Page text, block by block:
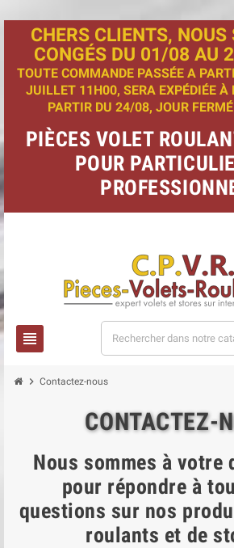
CHERS CLIENTS, NOUS
CONGÉS DU 01/08 AU
TOUTE COMMANDE PASSÉE A
JUILLET 11H00, SERA EXPÉDIÉE À
PARTIR DU 24/08, JOUR
PIÈCES VOLET
POUR
view_headline
chevron_right Contactez-nous
CONTACTEZ-
Nous sommes à votre
pour répondre à
questions sur nos
roulants et de